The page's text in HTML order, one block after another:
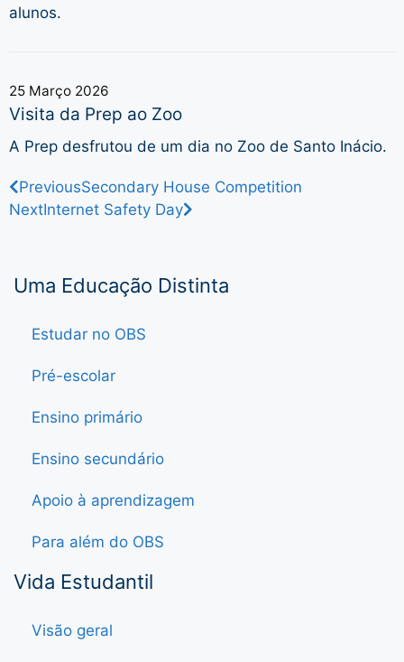
alunos.
25 Março 2026
Visita da Prep ao Zoo
A Prep desfrutou de um dia no Zoo de Santo Inácio.
PreviousSecondary House Competition
NextInternet Safety Day
Uma Educação Distinta
Estudar no OBS
Pré-escolar
Ensino primário
Ensino secundário
Apoio à aprendizagem
Para além do OBS
Vida Estudantil
Visão geral